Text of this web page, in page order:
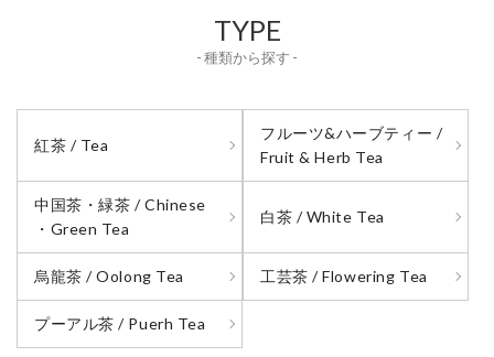
TYPE
- 種類から探す -
紅茶 / Tea
フルーツ&ハーブティー /
Fruit & Herb Tea
中国茶・緑茶 / Chinese
・Green Tea
白茶 / White Tea
烏龍茶 / Oolong Tea 工芸茶 / Flowering Tea
プーアル茶 / Puerh Tea